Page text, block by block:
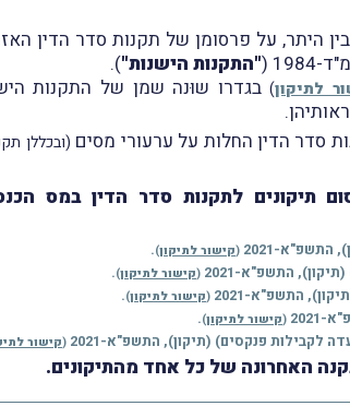
(
"התקנות הישנות").
לתיקון)בגדרו שוּנה שמן של התקנות
סדר הדין החלות על ערעורי מסים (ובכללן
תיקונים לתקנות סדר הדין במס
(קישור לתיקון)
.
(קישור לתיקון)
.
(קישור לתיקון)
.
(קישור לתיקון)
.
(קישור
האחרונה של כל אחד מהתיקונים.